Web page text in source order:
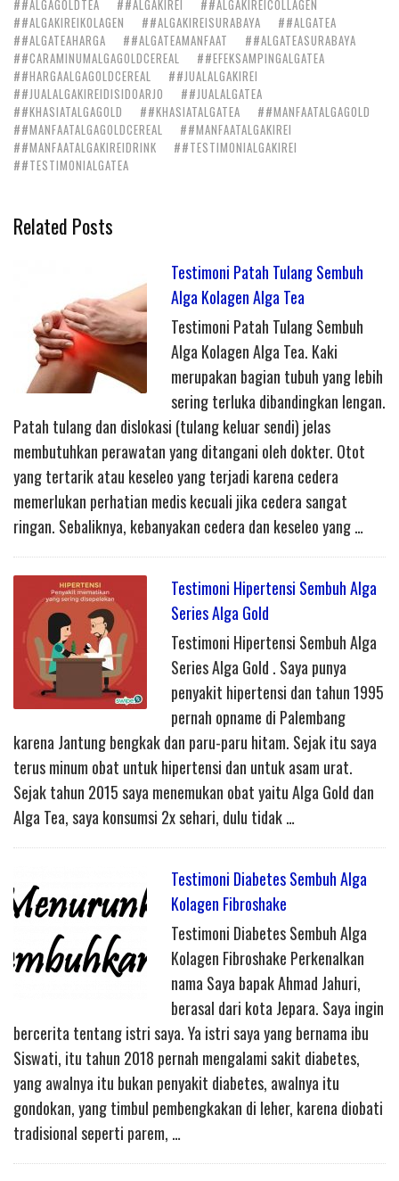
##ALGAGOLDTEA ##ALGAKIREI
##ALGAKIREICOLLAGEN
##ALGAKIREIKOLAGEN
##ALGAKIREISURABAYA
##ALGATEA
##ALGATEAHARGA
##ALGATEAMANFAAT
##ALGATEASURABAYA
##CARAMINUMALGAGOLDCEREAL
##EFEKSAMPINGALGATEA
##HARGAALGAGOLDCEREAL
##JUALALGAKIREI
##JUALALGAKIREIDISIDOARJO
##JUALALGATEA
##KHASIATALGAGOLD
##KHASIATALGATEA
##MANFAATALGAGOLD
##MANFAATALGAGOLDCEREAL
##MANFAATALGAKIREI
##MANFAATALGAKIREIDRINK
##TESTIMONIALGAKIREI
##TESTIMONIALGATEA
Related Posts
Testimoni Patah Tulang Sembuh
Alga Kolagen Alga Tea
Testimoni Patah Tulang Sembuh
Alga Kolagen Alga Tea. Kaki
merupakan bagian tubuh yang lebih
sering terluka dibandingkan lengan.
Patah tulang dan dislokasi (tulang keluar sendi) jelas
membutuhkan perawatan yang ditangani oleh dokter. Otot
yang tertarik atau keseleo yang terjadi karena cedera
memerlukan perhatian medis kecuali jika cedera sangat
ringan. Sebaliknya, kebanyakan cedera dan keseleo yang …
Testimoni Hipertensi Sembuh Alga
Series Alga Gold
Testimoni Hipertensi Sembuh Alga
Series Alga Gold . Saya punya
penyakit hipertensi dan tahun 1995
pernah opname di Palembang
karena Jantung bengkak dan paru-paru hitam. Sejak itu saya
terus minum obat untuk hipertensi dan untuk asam urat.
Sejak tahun 2015 saya menemukan obat yaitu Alga Gold dan
Alga Tea, saya konsumsi 2x sehari, dulu tidak …
Testimoni Diabetes Sembuh Alga
Kolagen Fibroshake
Testimoni Diabetes Sembuh Alga
Kolagen Fibroshake Perkenalkan
nama Saya bapak Ahmad Jahuri,
berasal dari kota Jepara. Saya ingin
bercerita tentang istri saya. Ya istri saya yang bernama ibu
Siswati, itu tahun 2018 pernah mengalami sakit diabetes,
yang awalnya itu bukan penyakit diabetes, awalnya itu
gondokan, yang timbul pembengkakan di leher, karena diobati
tradisional seperti parem, …